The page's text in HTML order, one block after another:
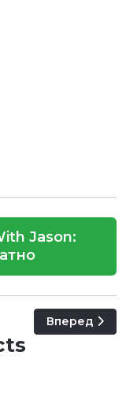
Jason:
Office Uniform
Следующий:
Вперед